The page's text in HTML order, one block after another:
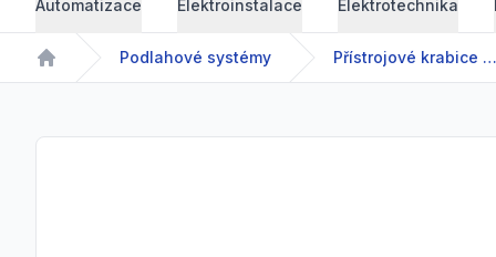
Automatizace Elektroinstalace Elektrotechnika
Home
Podlahové systémy Přístrojové krabice a přístroje